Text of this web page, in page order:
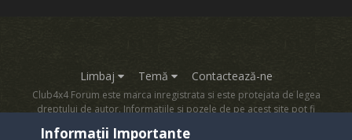
Limbaj Temă Contactează-ne
Club4x4 Forum este marca inregistrata si este protejata de legea
dreptului de autor. Informatiile si pozele de pe acest site pot fi
Powered by Invision Community
Informații Importante